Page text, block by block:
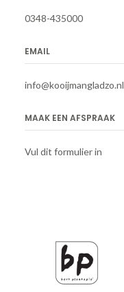
0348-435000
EMAIL
info@kooijmangladzo.nl
MAAK EEN AFSPRAAK
Vul dit formulier in